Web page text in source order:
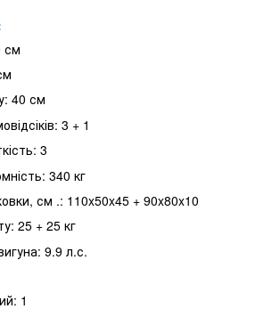
см
40 см
3 + 1
3
340 кг
см .: 110x50x45 + 90x80x10
25 + 25 кг
9.9 л.с.
1